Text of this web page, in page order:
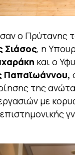
ο Πρύτανης
Σιάσος, η
και ο
Παπαϊωάννου,
της
με